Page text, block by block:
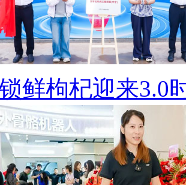
鲜枸杞迎来3.0